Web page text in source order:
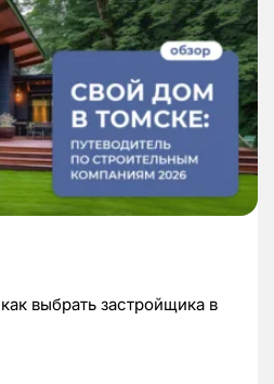
выбрать застройщика в